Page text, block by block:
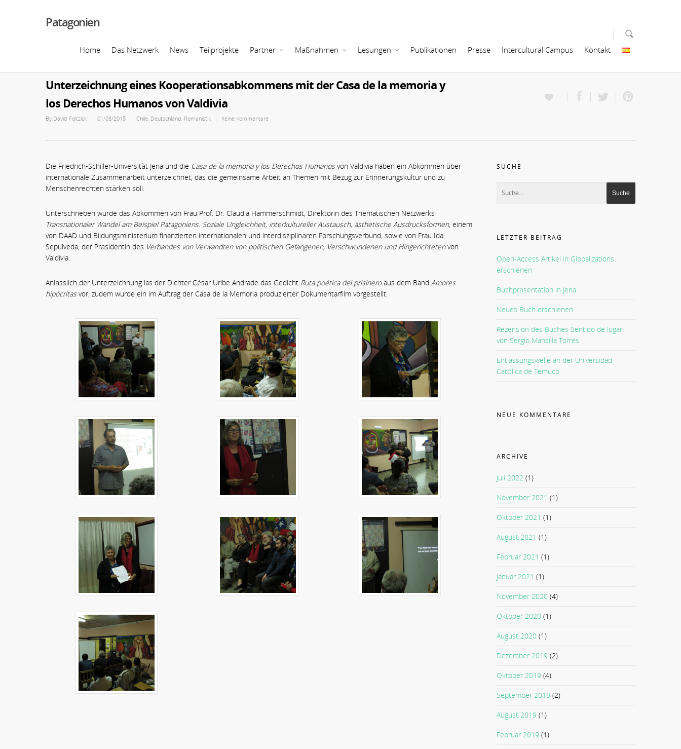
Patagonien
Home Das Netzwerk News Teilprojekte Partner Maßnahmen Lesungen Publikationen Presse Intercultural Campus Kontakt
Unterzeichnung eines Kooperationsabkommens mit der Casa de la memoria y
los Derechos Humanos von Valdivia
By David Foitzick 01/03/2018 Chile, Deutschland, Romanistik Keine Kommentare
Die Friedrich-Schiller-Universität Jena und die Casa de la memoria y los Derechos Humanosvon Valdivia haben ein Abkommen über
internationale Zusammenarbeit unterzeichnet, das die gemeinsame Arbeit an Themen mit Bezug zur Erinnerungskultur und zu
Menschenrechten stärken soll.
Unterschrieben wurde das Abkommen von Frau Prof. Dr. Claudia Hammerschmidt, Direktorin des Thematischen Netzwerks
Transnationaler Wandel am Beispiel Patagoniens. Soziale Ungleichheit, interkultureller Austausch, ästhetische Ausdrucksformen, einem
von DAAD und Bildungsministerium finanzierten internationalen und interdisziplinären Forschungsverbund, sowie von Frau Ida
Sepúlveda, der Präsidentin des Verbandes von Verwandten von politischen Gefangenen, Verschwundenen und Hingerichtetenvon
Valdivia.
Anlässlich der Unterzeichnung las der Dichter César Uribe Andrade das Gedicht Ruta poética del prisineroaus dem Band Amores
hipócritasvor; zudem wurde ein im Auftrag der Casa de la Memoria produzierter Dokumentarfilm vorgestellt.
SUCHE
LETZTER BEITRAG
Open-Access Artikel in Globalizations
erschienen
Buchpräsentation in Jena
Neues Buch erschienen:
Rezension des Buches Sentido de lugar
von Sergio Mansilla Torres
Entlassungswelle an der Universidad
Católica de Temuco
NEUE KOMMENTARE
ARCHIVE
Juli 2022 (1)
November 2021 (1)
Oktober 2021 (1)
August 2021 (1)
Februar 2021 (1)
Januar 2021 (1)
November 2020 (4)
Oktober 2020 (1)
August 2020 (1)
Dezember 2019 (2)
Oktober 2019 (4)
September 2019 (2)
August 2019 (1)
Februar 2019 (1)